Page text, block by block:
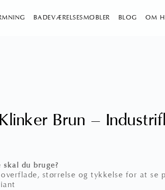
BADEVÆRELSESMØBLER BLOG OM
Brun –
du bruge?
størrelse og tykkelse for at se